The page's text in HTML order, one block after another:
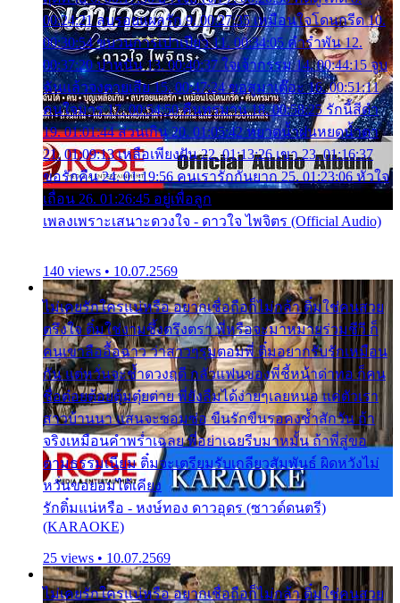
00:24:21 ลบรอยแผลรัก 9. 00:27:35 เหมือนใจโดนกรีด 10.
00:30:54 ขบวนการเปาเปียว 11. 00:34:05 คำรำพัน 12.
00:37:20 ปาหนัน 13. 00:40:37 ใจเจ้ากรรม 14. 00:44:15 จูบ
ฉันแล้วจงตายเสีย 15. 00:47:24 ขอสูมาเต๊อะ 16. 00:51:11
คนใจมาร 17. 00:54:50 คืนทรมาน 18. 00:58:25 รักนี้สีดำ
19. 01:01:44 ส่วนเกิน 20. 01:05:42 หยาดน้ำฝนหยดน้ำตา
21. 01:09:13 เหลือเพียงฝัน 22. 01:13:26 เขา 23. 01:16:37
ขอรักคืน 24. 01:19:56 คนเรารักกันยาก 25. 01:23:06 หัวใจ
เถื่อน 26. 01:26:45 อยู่เพื่อลูก
เพลงเพราะเสนาะดวงใจ - ดาวใจ ไพจิตร (Official Audio)
140 views • 10.07.2569
ไม่เคยรักใครแน่หรือ อยากเชื่อถือก็ไม่กล้า ติ๋มใช่คนสวย
ตรึงใจ ติ๋มใช่งามซึ้งตรึงตรา พี่หรือจะมาหมายร่วมชีวี ก็
คนเขาลืออื้อฉาว ว่าสาวๆรุมตอมพี่ ติ๋มอยากรับรักเหมือน
กัน แต่หวั่นจะช้ำดวงฤดี กลัวแฟนของพี่ชี้หน้าด่าทอ ก็คน
ชื่อต๋อยต้อยตุ้มตุ๋ยต่าย พี่ยังลืมได้ง่ายๆเลยหนอ แค่ตัวเรา
สาวบ้านนา แสนจะซอมซ่อ ขืนรักขืนรอคงช้ำสักวัน ถ้า
จริงเหมือนคำพร่ำเฉลย พี่อย่าเฉยรีบมาหมั้น ถ้าพี่สู่ขอ
ตามธรรมเนียม ติ๋มจะเตรียมรับเกลียวสัมพันธ์ ผิดหวังไม่
หวั่นขอยอมได้เคียง
รักติ๋มแน่หรือ - หงษ์ทอง ดาวอุดร (ซาวด์ดนตรี)
(KARAOKE)
25 views • 10.07.2569
ไม่เคยรักใครแน่หรือ อยากเชื่อถือก็ไม่กล้า ติ๋มใช่คนสวย